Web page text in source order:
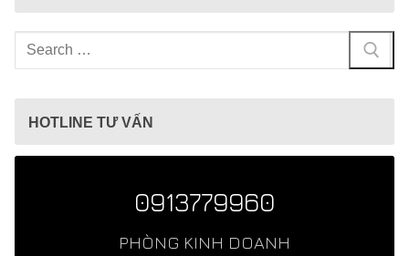
Tìm
kiếm
HOTLINE TƯ VẤN
0913779960
PHÒNG KINH DOANH